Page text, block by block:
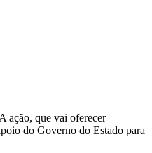
ação, que vai oferecer
do Governo do Estado para